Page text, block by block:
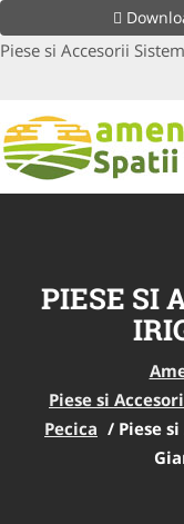
Piese si Accesorii
PIESE SI
Piese si
Pecica / Piese